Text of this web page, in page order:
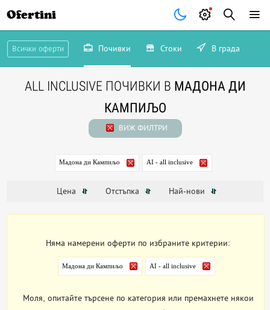
Ofertini
Всички оферти Почивки Стоки В града
ALL INCLUSIVE ПОЧИВКИ В МАДОНА ДИ
КАМПИЉО
ВИЖ ФИЛТРИ
Мадона ди Кампиљо AI - all inclusive
Цена Отстъпка Най-нови
Няма намерени оферти по избраните критерии:
Мадона ди Кампиљо AI - all inclusive
Моля, опитайте търсене по категория или премахнете някои